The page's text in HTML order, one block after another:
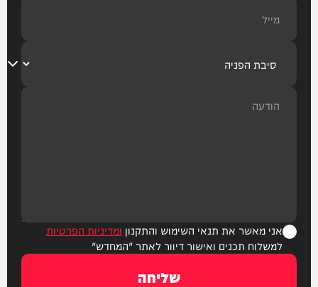
אני מאשר את תנאי השימוש והתקנון ומדיניות הפרטיות
למשלוח תכנים ואישור דיוור לאתר "המחדש"
שליחה